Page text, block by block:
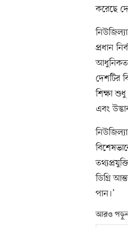
করেছে
প্রধান
দেশটির
শিক্ষা
এবং
ডিগ্রি
পান।’
আরও